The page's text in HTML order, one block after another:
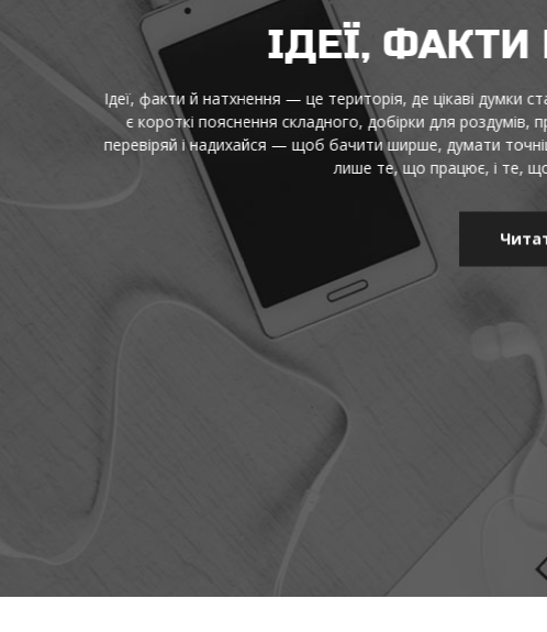
ІДЕЇ, ФАКТИ Й
й натхнення — це територія, де цікаві думки стають зрозумілими, а
пояснення складного, добірки для роздумів, практичні підказки та
і надихайся — щоб бачити ширше, думати точніше й сміливо
лише те, що працює, і те, що змушує усміхнутися
Читати далі